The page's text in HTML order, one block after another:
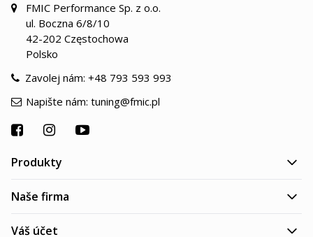
FMIC Performance Sp. z o.o.
ul. Boczna 6/8/10
42-202 Częstochowa
Polsko
Zavolej nám: +48 793 593 993
Napište nám: tuning@fmic.pl
Produkty
Naše firma
Váš účet